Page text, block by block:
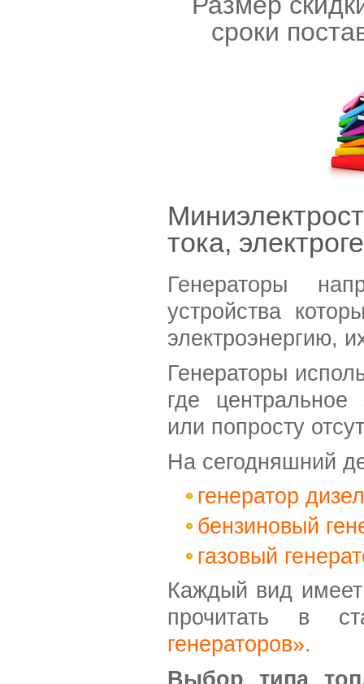
сроки
тока,
Генераторы
устройства
электроэнергию,
Генераторы
где центральное
или попросту
На сегодняшний
генератор
бензиновый
газовый
Каждый вид
прочитать в
генераторов».